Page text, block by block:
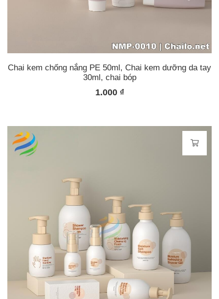
Chai kem chống nắng PE 50ml, Chai kem dưỡng da tay
30ml, chai bóp
1.000 ₫